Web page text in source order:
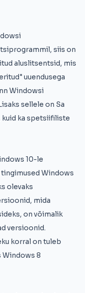
siis on
aluslitsentsid, mis
uuendusega
Windowsi
sellele on Sa
kuid ka spetsiifiliste
10-le
Windows
olevaks
mida
on võimalik
versioonid.
korral on tuleb
Windows 8